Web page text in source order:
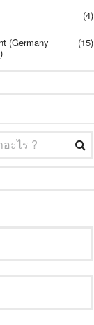
(4)
(Germany (15)